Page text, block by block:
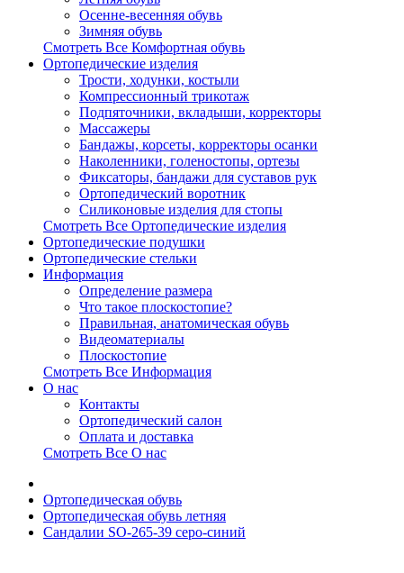
Осенне-весенняя обувь
Зимняя обувь
Смотреть Все Комфортная обувь
Ортопедические изделия
Трости, ходунки, костыли
Компрессионный трикотаж
Подпяточники, вкладыши, корректоры
Массажеры
Бандажы, корсеты, корректоры осанки
Наколенники, голеностопы, ортезы
Фиксаторы, бандажи для суставов рук
Ортопедический воротник
Силиконовые изделия для стопы
Смотреть Все Ортопедические изделия
Ортопедические подушки
Ортопедические стельки
Информация
Определение размера
Что такое плоскостопие?
Правильная, анатомическая обувь
Видеоматериалы
Плоскостопие
Смотреть Все Информация
О нас
Контакты
Ортопедический салон
Оплата и доставка
Смотреть Все О нас
Ортопедическая обувь
Ортопедическая обувь летняя
Сандалии SO-265-39 серо-синий